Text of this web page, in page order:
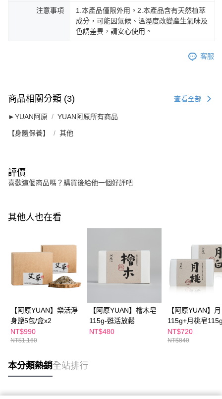
注意事項
1.本產品僅限外用。2.本產品含有天然植萃
成分，可能因氣候、溫溼度改變產生氣味及
色調差異，請安心使用。
客服
商品相關分類 (3) 查看全部
►YUAN阿原 YUAN阿原所有商品
【身體保養】 其他
評價
喜歡這個商品嗎？購買後給他一個好評吧
其他人也在看
【阿原YUAN】樂活淨
身鹽5包/盒x2
NT$990
NT$1,160
【阿原YUAN】檜木皂
115g-甦活放鬆
NT$480
【阿原YUAN】
115g+月桃皂
NT$720
NT$840
本分類熱銷全站排行